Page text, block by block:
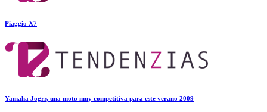
Piaggio X7
Yamaha Jogrr, una moto muy competitiva para este verano 2009